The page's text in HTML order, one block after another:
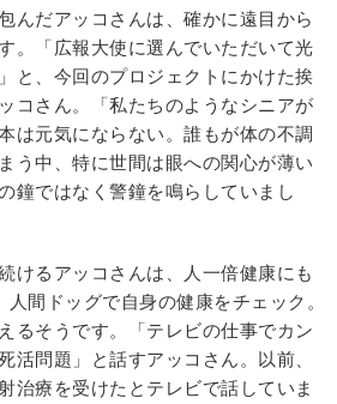
んだアッコさんは、確かに遠目から
。「広報大使に選んでいただいて光
と、今回のプロジェクトにかけた挨
コさん。「私たちのようなシニアが
は元気にならない。誰もが体の不調
う中、特に世間は眼への関心が薄い
鐘ではなく警鐘を鳴らしていまし
けるアッコさんは、人一倍健康にも
間ドッグで自身の健康をチェック。
るそうです。「テレビの仕事でカン
活問題」と話すアッコさん。以前、
治療を受けたとテレビで話していま